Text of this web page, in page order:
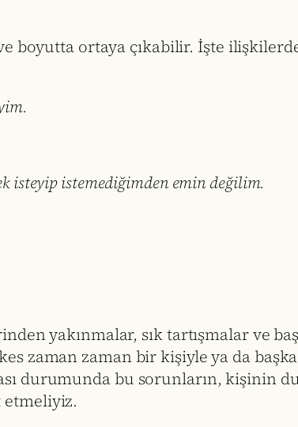
ortaya çıkabilir. İşte
isteyip istemediğimden emin değilim.
yakınmalar, sık tartışmalar ve
zaman zaman bir kişiyle ya da
durumunda bu sorunların, kişinin